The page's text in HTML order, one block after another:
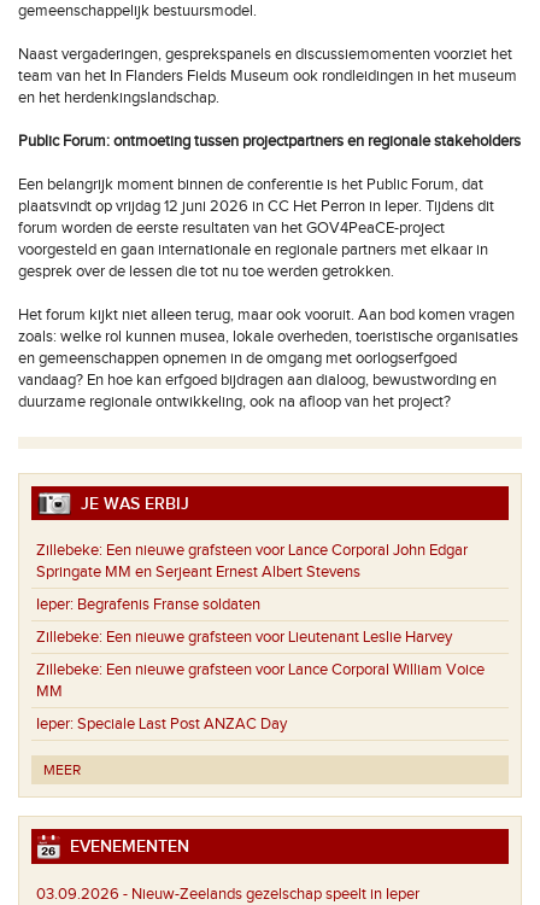
gemeenschappelijk bestuursmodel.
Naast vergaderingen, gesprekspanels en discussiemomenten voorziet het
team van het In Flanders Fields Museum ook rondleidingen in het museum
en het herdenkingslandschap.
Public Forum: ontmoeting tussen projectpartners en regionale stakeholders
Een belangrijk moment binnen de conferentie is het Public Forum, dat
plaatsvindt op vrijdag 12 juni 2026 in CC Het Perron in Ieper. Tijdens dit
forum worden de eerste resultaten van het GOV4PeaCE-project
voorgesteld en gaan internationale en regionale partners met elkaar in
gesprek over de lessen die tot nu toe werden getrokken.
Het forum kijkt niet alleen terug, maar ook vooruit. Aan bod komen vragen
zoals: welke rol kunnen musea, lokale overheden, toeristische organisaties
en gemeenschappen opnemen in de omgang met oorlogserfgoed
vandaag? En hoe kan erfgoed bijdragen aan dialoog, bewustwording en
duurzame regionale ontwikkeling, ook na afloop van het project?
JE WAS ERBIJ
Zillebeke: Een nieuwe grafsteen voor Lance Corporal John Edgar
Springate MM en Serjeant Ernest Albert Stevens
Ieper: Begrafenis Franse soldaten
Zillebeke: Een nieuwe grafsteen voor Lieutenant Leslie Harvey
Zillebeke: Een nieuwe grafsteen voor Lance Corporal William Voice
MM
Ieper: Speciale Last Post ANZAC Day
MEER
EVENEMENTEN
03.09.2026 - Nieuw-Zeelands gezelschap speelt in Ieper